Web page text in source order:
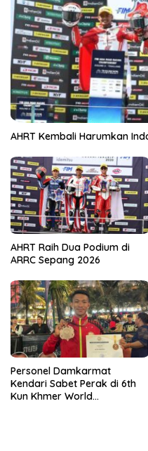
AHRT Kembali Harumkan
AHRT Raih Dua Podium di
ARRC Sepang 2026
Personel Damkarmat
Kendari Sabet Perak di 6th
Kun Khmer World